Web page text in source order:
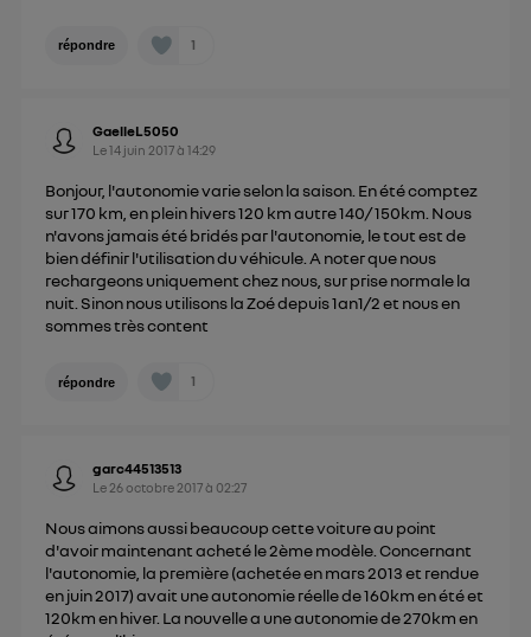
répondre 1
GaelleL5050
Le14 juin 2017à14:29
Bonjour, l'autonomie varie selon la saison. En été comptez
sur 170 km, en plein hivers 120 km autre 140/ 150km. Nous
n'avons jamais été bridés par l'autonomie, le tout est de
bien définir l'utilisation du véhicule. A noter que nous
rechargeons uniquement chez nous, sur prise normale la
nuit. Sinon nous utilisons la Zoé depuis 1an1/2 et nous en
sommes très content
répondre 1
garc44513513
Le 26 octobre 2017à 02:27
Nous aimons aussi beaucoup cette voiture au point
d'avoir maintenant acheté le 2ème modèle. Concernant
l'autonomie, la première (achetée en mars 2013 et rendue
en juin 2017) avait une autonomie réelle de 160km en été et
120km en hiver. La nouvelle a une autonomie de 270km en